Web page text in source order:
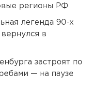
регионы РФ
легенда 90-х
в
застроят по
— на паузе